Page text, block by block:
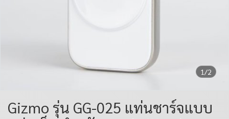
1/2
Gizmo รุ่น GG-025 แท่นชาร์จแบบ